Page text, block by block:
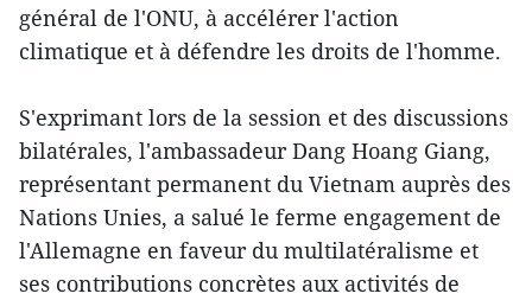
général de l'ONU, à accélérer l'action
climatique et à défendre les droits de l'homme.
S'exprimant lors de la session et des discussions
bilatérales, l'ambassadeur Dang Hoang Giang,
représentant permanent du Vietnam auprès des
Nations Unies, a salué le ferme engagement de
l'Allemagne en faveur du multilatéralisme et
ses contributions concrètes aux activités de